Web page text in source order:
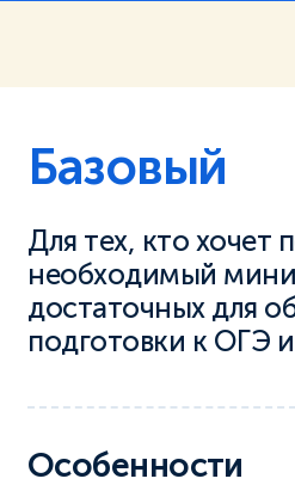
Базовый
Для тех, кто хочет
необходимый
достаточных для
подготовки к ОГЭ
Особенности